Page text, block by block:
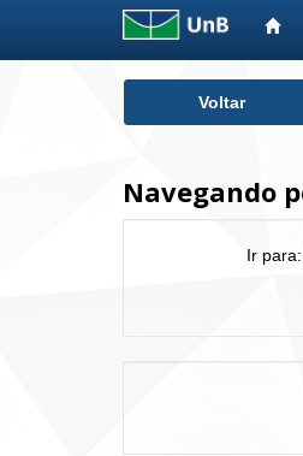
Voltar
Navegando
Ir para: